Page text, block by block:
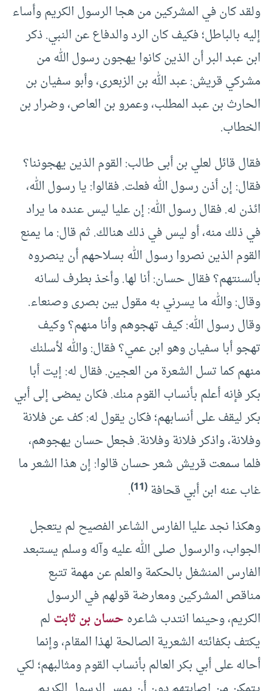
ولقد كان في المشركين من هجا الرسول الكريم وأساء
إليه بالباطل؛ فكيف كان الرد والدفاع عن النبي. ذكر
ابن عبد البر أن الذين كانوا يهجون رسول الله من
مشركي قريش: عبد الله بن الزبعرى، وأبو سفيان بن
الحارث بن عبد المطلب، وعمرو بن العاص، وضرار بن
الخطاب.
فقال قائل لعلي بن أبى طالب: القوم الذين يهجوننا؟
فقال: إن أذن رسول الله فعلت. فقالوا: يا رسول الله،
ائذن له. فقال رسول الله: إن عليا ليس عنده ما يراد
في ذلك منه، أو ليس في ذلك هنالك. ثم قال: ما يمنع
القوم الذين نصروا رسول الله بسلاحهم أن ينصروه
بألسنتهم؟ فقال حسان: أنا لها. وأخذ بطرف لسانه
وقال: والله ما يسرني به مقول بين بصرى وصنعاء.
وقال رسول الله: كيف تهجوهم وأنا منهم؟ وكيف
تهجو أبا سفيان وهو ابن عمي؟ فقال: والله لأسلنك
منهم كما تسل الشعرة من العجين. فقال له: إيت أبا
بكر فإنه أعلم بأنساب القوم منك. فكان يمضى إلى أبي
بكر ليقف على أنسابهم؛ فكان يقول له: كف عن فلانة
وفلانة، واذكر فلانة وفلانة. فجعل حسان يهجوهم،
فلما سمعت قريش شعر حسان قالوا: إن هذا الشعر ما
غاب عنه ابن أبي قحافة (11)
.
وهكذا نجد عليا الفارس الشاعر الفصيح لم يتعجل
الجواب، والرسول صلى الله عليه وآله وسلم يستبعد
الفارس المنشغل بالحكمة والعلم عن مهمة تتبع
مناقص المشركين ومعارضة قولهم في الرسول
الكريم، وحينما انتدب شاعرهحسان بن ثابتلم
يكتف بكفائته الشعرية الصالحة لهذا المقام، وإنما
أحاله على أبي بكر العالم بأنساب القوم ومثالبهم؛ لكي